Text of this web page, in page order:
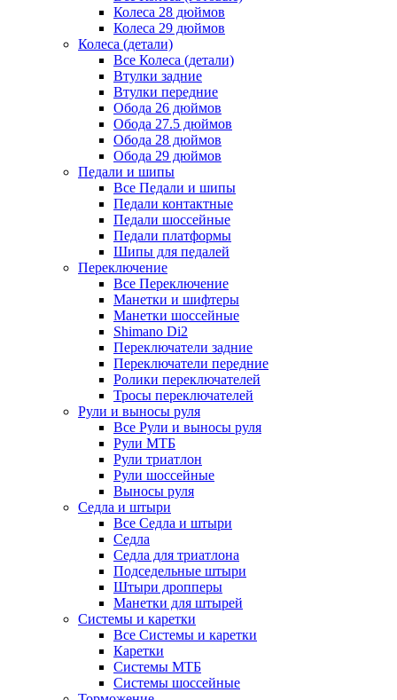
Колеса 28 дюймов
Колеса 29 дюймов
Колеса (детали)
Все Колеса (детали)
Втулки задние
Втулки передние
Обода 26 дюймов
Обода 27.5 дюймов
Обода 28 дюймов
Обода 29 дюймов
Педали и шипы
Все Педали и шипы
Педали контактные
Педали шоссейные
Педали платформы
Шипы для педалей
Переключение
Все Переключение
Манетки и шифтеры
Манетки шоссейные
Shimano Di2
Переключатели задние
Переключатели передние
Ролики переключателей
Тросы переключателей
Рули и выносы руля
Все Рули и выносы руля
Рули МТБ
Рули триатлон
Рули шоссейные
Выносы руля
Седла и штыри
Все Седла и штыри
Седла
Седла для триатлона
Подседельные штыри
Штыри дропперы
Манетки для штырей
Системы и каретки
Все Системы и каретки
Каретки
Системы МТБ
Системы шоссейные